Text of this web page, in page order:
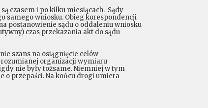
czasem i po kilku miesiącach. Sądy
samego wniosku. Obieg korespondencji
postanowienie sądu o oddaleniu wniosku
czas przekazania akt do sądu
szans na osiągnięcie celów
rozumianej organizacji wymiaru
nie były tożsame. Niemniej w tym
o przepaści. Na końcu drogi umiera